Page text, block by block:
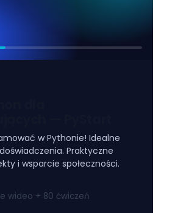
w Pythonie! Idealne
Praktyczne
i wsparcie społeczności.
wideo + 80 ćwiczeń